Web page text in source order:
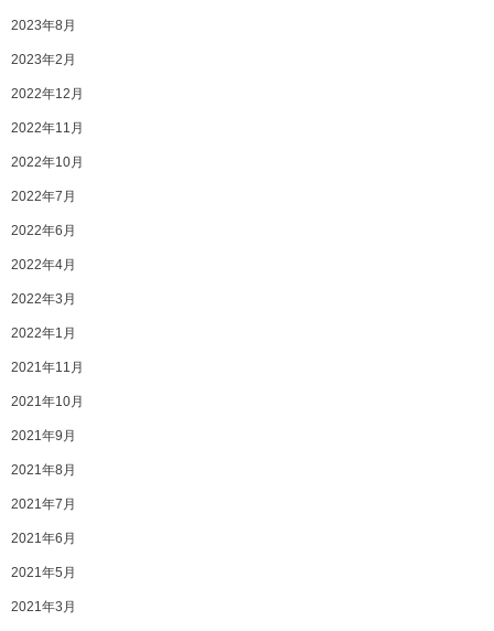
2023年8月
2023年2月
2022年12月
2022年11月
2022年10月
2022年7月
2022年6月
2022年4月
2022年3月
2022年1月
2021年11月
2021年10月
2021年9月
2021年8月
2021年7月
2021年6月
2021年5月
2021年3月